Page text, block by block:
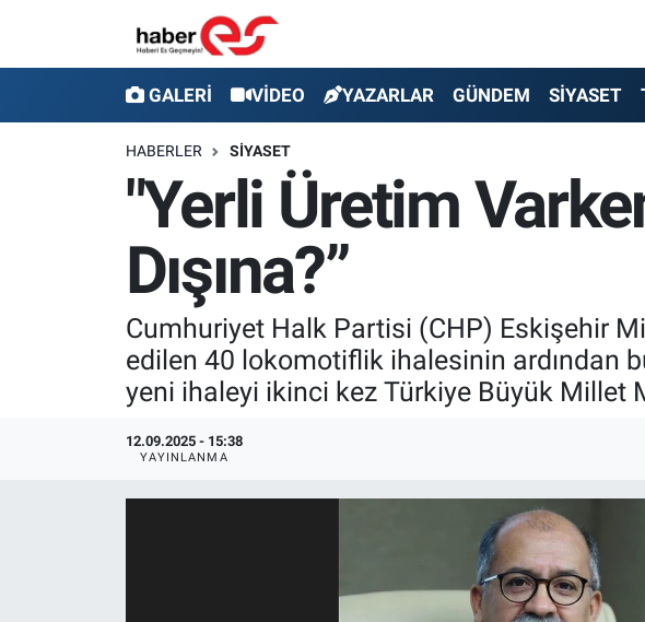
GALERİ VİDEO YAZARLAR GÜNDEM SİYASET
HABERLER SİYASET
"Yerli Üretim
Dışına?”
Cumhuriyet Halk Partisi (CHP) Eskişehir
edilen 40 lokomotiflik ihalesinin ardından
yeni ihaleyi ikinci kez Türkiye Büyük Millet
12.09.2025 - 15:38
YAYINLANMA
YAZARLAR
GÜNDEM
TEKNOLOJİ
Eskişehir Nöbetçi Eczaneler
Eskişehir Hava Durumu
Eskişehir Trafik Yoğunluk Haritası
Süper Lig Puan Durumu ve Fikstür
Son Dakika Haberleri